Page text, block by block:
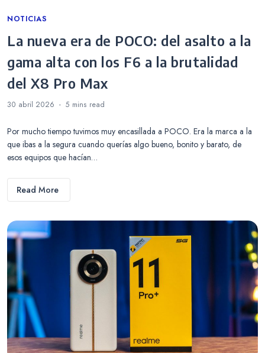
Categories
NOTICIAS
La nueva era de POCO: del asalto a la
gama alta con los F6 a la brutalidad
del X8 Pro Max
30 abril 2026 5 mins read
Por mucho tiempo tuvimos muy encasillada a POCO. Era la marca a la
que ibas a la segura cuando querías algo bueno, bonito y barato, de
esos equipos que hacían…
Read More